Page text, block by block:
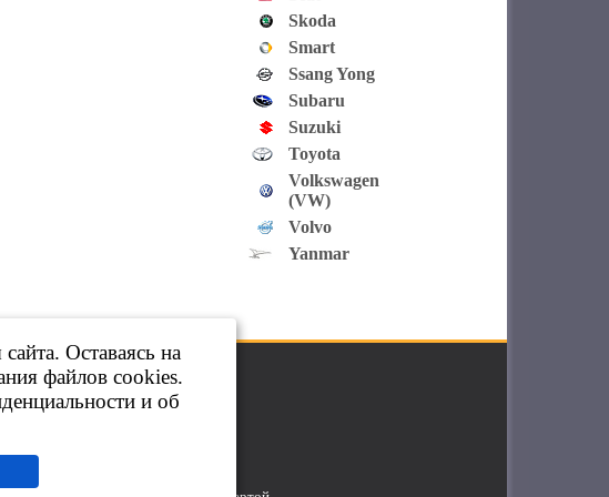
Skoda
Smart
Ssang Yong
Subaru
Suzuki
Toyota
Volkswagen
(VW)
Volvo
Yanmar
Оставаясь на
файлов cookies.
и об